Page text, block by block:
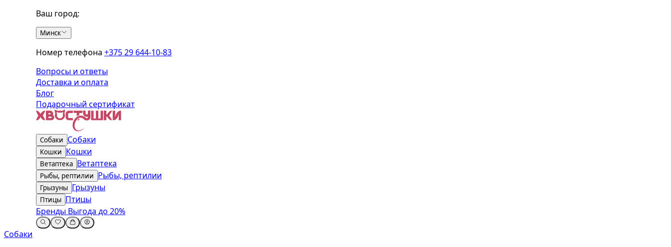
Ваш город:
Минск
Номер телефона +375 29 644-10-83
Вопросы и ответы
Доставка и оплата
Блог
Подарочный сертификат
Собаки Собаки
Кошки Кошки
Ветаптека Ветаптека
Рыбы, рептилии Рыбы, рептилии
Грызуны Грызуны
Птицы Птицы
Бренды Выгода до 20%
Собаки